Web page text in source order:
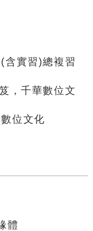
含實習)總複習
，千華數位文
位文化
體